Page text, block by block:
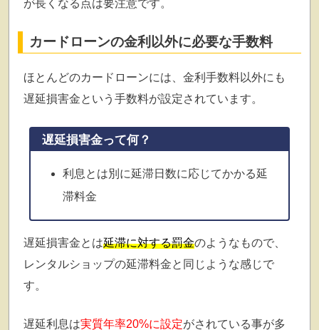
が長くなる点は要注意です。
カードローンの金利以外に必要な手数料
ほとんどのカードローンには、金利手数料以外にも
遅延損害金という手数料が設定されています。
遅延損害金って何？
利息とは別に延滞日数に応じてかかる延
滞料金
遅延損害金とは延滞に対する罰金のようなもので、
レンタルショップの延滞料金と同じような感じで
す。
遅延利息は実質年率20%に設定がされている事が多